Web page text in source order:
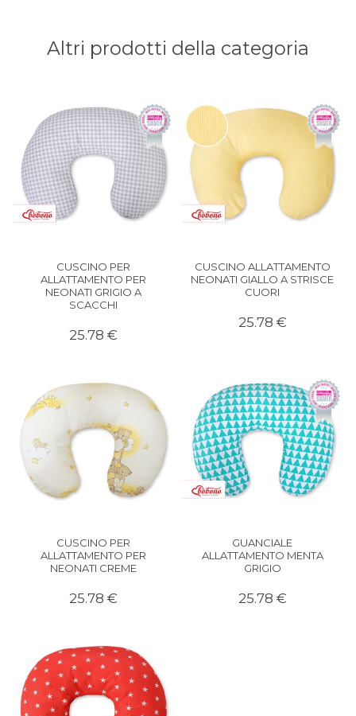
Altri prodotti della categoria
CUSCINO PER
ALLATTAMENTO PER
NEONATI GRIGIO A
SCACCHI
25.78 €
CUSCINO ALLATTAMENTO
NEONATI GIALLO A STRISCE
CUORI
25.78 €
CUSCINO PER
ALLATTAMENTO PER
NEONATI CREME
25.78 €
GUANCIALE
ALLATTAMENTO MENTA
GRIGIO
25.78 €